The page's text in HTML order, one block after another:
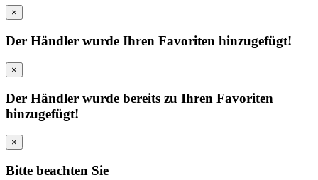
×
Der Händler wurde Ihren Favoriten hinzugefügt!
×
Der Händler wurde bereits zu Ihren Favoriten
hinzugefügt!
×
Bitte beachten Sie